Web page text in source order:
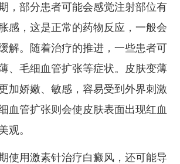
部分患者可能会感觉注射部位有
感，这是正常的药物反应，一般会
解。随着治疗的推进，一些患者可
、毛细血管扩张等症状。皮肤变薄
加娇嫩、敏感，容易受到外界刺激
血管扩张则会使皮肤表面出现红血
观。
用激素针治疗白癜风，还可能导